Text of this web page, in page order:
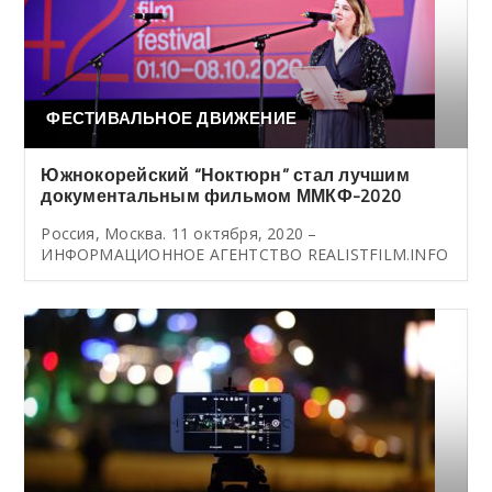
ФЕСТИВАЛЬНОЕ ДВИЖЕНИЕ
Южнокорейский “Ноктюрн” стал лучшим
документальным фильмом ММКФ-2020
Россия, Москва. 11 октября, 2020 –
ИНФОРМАЦИОННОЕ АГЕНТСТВО REALISTFILM.INFO